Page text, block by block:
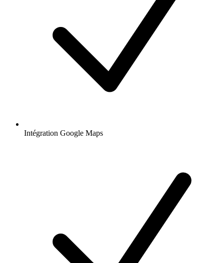
Intégration Google Maps